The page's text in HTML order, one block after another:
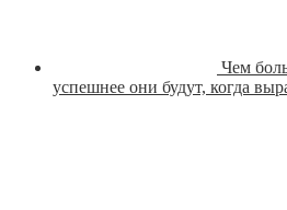
Чем
успешнее они будут, когда